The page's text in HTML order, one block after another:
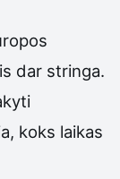
dar stringa.
koks laikas